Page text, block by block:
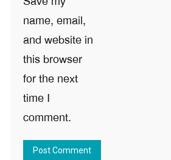
name, email,
and website in
this browser
for the next
time I
comment.